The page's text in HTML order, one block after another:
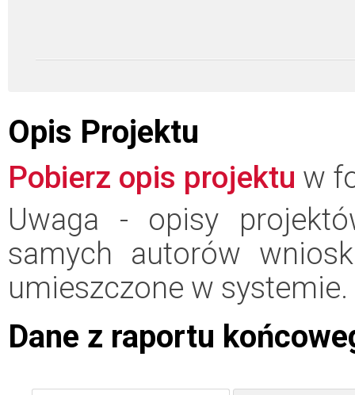
Opis Projektu
Pobierz opis projektu w
Uwaga - opisy
samych autorów
umieszczone w systemie.
Dane z raportu